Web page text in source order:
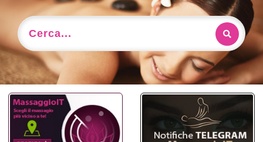
Cerca...